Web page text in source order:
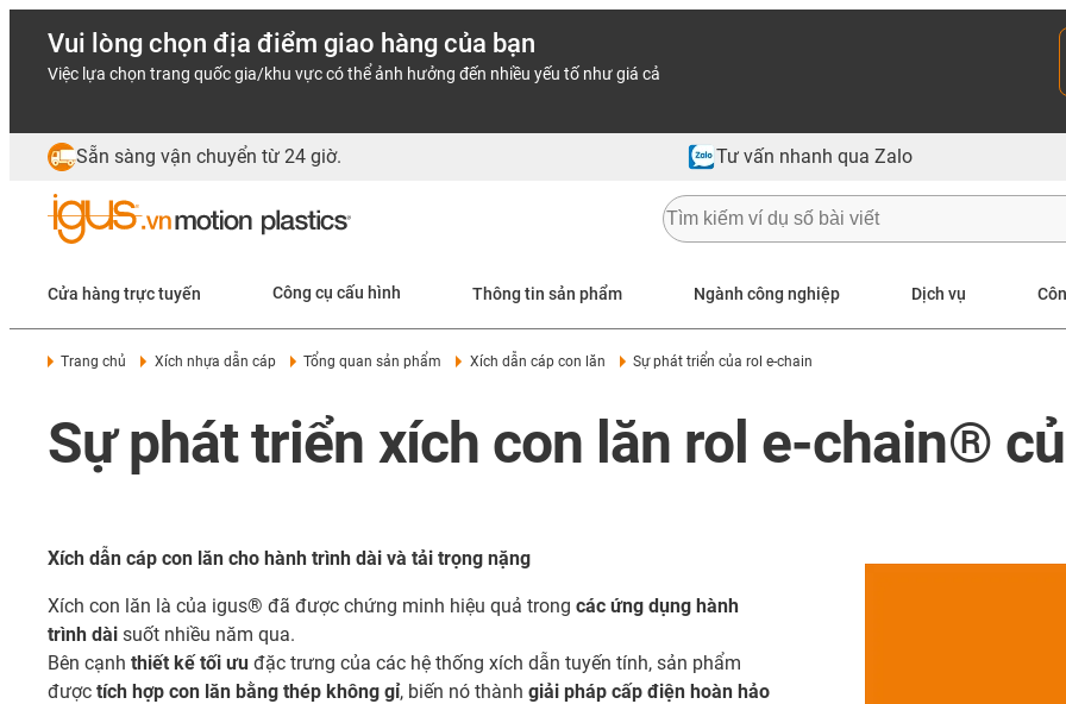
Vui lòng chọn địa điểm giao hàng của bạn
Việc lựa chọn trang quốc gia/khu vực có thể ảnh hưởng đến nhiều yếu tố như giá cả
Sẵn sàng vận chuyển từ 24 giờ. Tư vấn nhanh qua Zalo
Cửa hàng trực tuyến Công cụ cấu hình Thông tin sản phẩm Ngành công nghiệp Dịch vụ
Trang chủ Xích nhựa dẫn cáp Tổng quan sản phẩm Xích dẫn cáp con lăn Sự phát triển của rol e-chain
Sự phát triển xích con lăn rol e-chain®
Xích dẫn cáp con lăn cho hành trình dài và tải trọng nặng
Xích con lăn là của igus® đã được chứng minh hiệu quả trong các ứng dụng hành
trình dài suốt nhiều năm qua.
Bên cạnh thiết kế tối ưu đặc trưng của các hệ thống xích dẫn tuyến tính, sản phẩm
được tích hợp con lăn bằng thép không gỉ, biến nó thành giải pháp cấp điện hoàn hảo